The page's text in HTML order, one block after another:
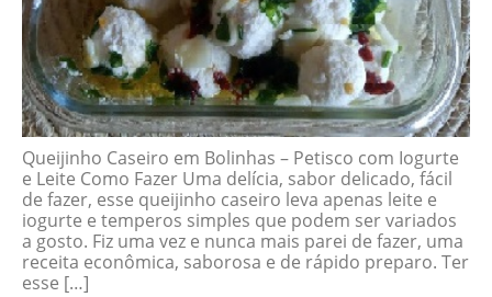
Queijinho Caseiro em Bolinhas – Petisco com Iogurte
e Leite Como Fazer Uma delícia, sabor delicado, fácil
de fazer, esse queijinho caseiro leva apenas leite e
iogurte e temperos simples que podem ser variados
a gosto. Fiz uma vez e nunca mais parei de fazer, uma
receita econômica, saborosa e de rápido preparo. Ter
esse […]